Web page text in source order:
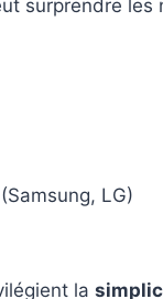
surprendre les
LG)
la